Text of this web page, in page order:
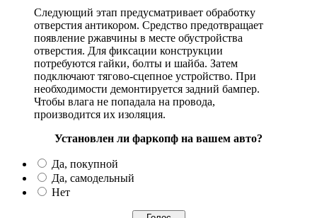
Следующий этап предусматривает обработку
отверстия антикором. Средство предотвращает
появление ржавчины в месте обустройства
отверстия. Для фиксации конструкции
потребуются гайки, болты и шайба. Затем
подключают тягово-сцепное устройство. При
необходимости демонтируется задний бампер.
Чтобы влага не попадала на провода,
производится их изоляция.
Установлен ли фаркопф на вашем авто?
Да, покупной
Да, самодельный
Нет